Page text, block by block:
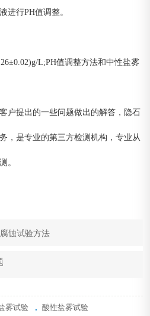
进行PH值调整。
L;PH值调整方法和中性盐雾
户提出的一些问题做出的解答，隐石
，是专业的第三方检测机构，专业从
。
蚀试验方法
雾试验 , 酸性盐雾试验